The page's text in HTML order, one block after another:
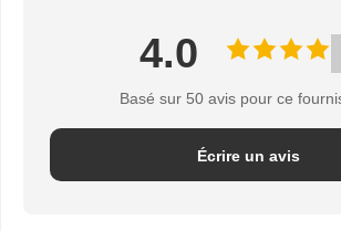
4.0
Basé sur 50 avis pour ce
Écrire un avis